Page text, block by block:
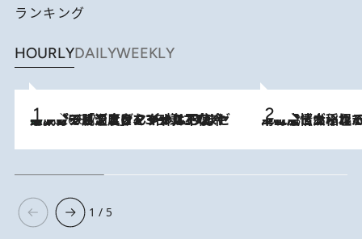
ランキング
HOURLYDAILYWEEKLY
2026.8.7
メントールやエタノールは不使用。ピジョンより、マイルドな冷感成分で肌温度をマイナス3℃まで下げる「ごきげんクール ひんやりアクアミスト」を3名様にプレゼント 2026.8.5
下町風情あふれる台北屈指の人気エリア・大稲埕でセンスのいい台湾土産《ヴ
1 / 5